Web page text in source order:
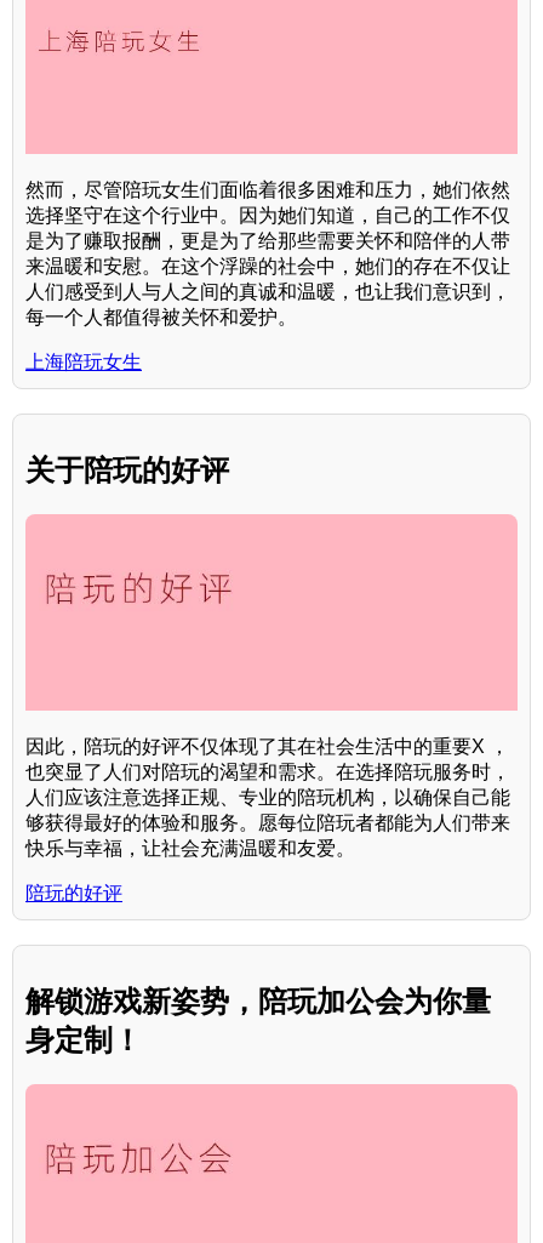
然而，尽管陪玩女生们面临着很多困难和压力，她们依然
选择坚守在这个行业中。因为她们知道，自己的工作不仅
是为了赚取报酬，更是为了给那些需要关怀和陪伴的人带
来温暖和安慰。在这个浮躁的社会中，她们的存在不仅让
人们感受到人与人之间的真诚和温暖，也让我们意识到，
每一个人都值得被关怀和爱护。
上海陪玩女生
关于陪玩的好评
因此，陪玩的好评不仅体现了其在社会生活中的重要X ，
也突显了人们对陪玩的渴望和需求。在选择陪玩服务时，
人们应该注意选择正规、专业的陪玩机构，以确保自己能
够获得最好的体验和服务。愿每位陪玩者都能为人们带来
快乐与幸福，让社会充满温暖和友爱。
陪玩的好评
解锁游戏新姿势，陪玩加公会为你量
身定制！